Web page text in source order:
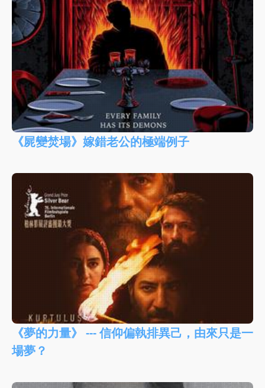
《屍變焚場》嫁錯老公的極端例子
《夢的力量》 --- 信仰偏執排異己，由來只是一
場夢？